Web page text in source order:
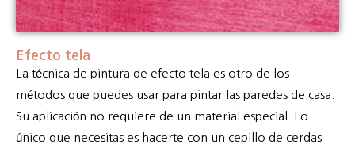
Efecto tela
La técnica de pintura de efecto tela es otro de los
métodos que puedes usar para pintar las paredes de casa.
Su aplicación no requiere de un material especial. Lo
único que necesitas es hacerte con un cepillo de cerdas